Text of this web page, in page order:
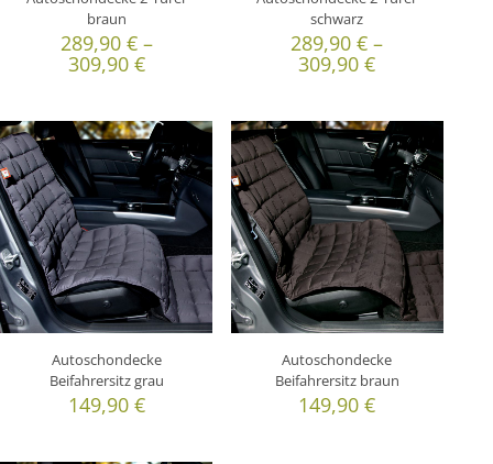
braun
289,90 €–
309,90 €
schwarz
289,90€ –
309,90€
Autoschondecke
Beifahrersitz grau
149,90 €
Autoschondecke
Beifahrersitz braun
149,90€